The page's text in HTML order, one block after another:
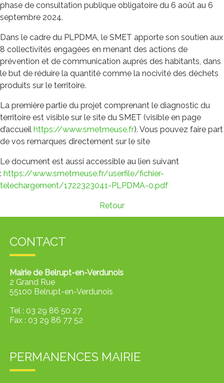
phase de consultation publique obligatoire du 6 août au 6
septembre 2024.
Dans le cadre du PLPDMA, le SMET apporte son soutien aux
8 collectivités engagées en menant des actions de
prévention et de communication auprès des habitants, dans
le but de réduire la quantité comme la nocivité des déchets
produits sur le territoire.
La première partie du projet comprenant le diagnostic du
territoire est visible sur le site du SMET (visible en page
d’accueil https://www.smetmeuse.fr). Vous pouvez faire part
de vos remarques directement sur le site
Le document est aussi accessible au lien suivant
: https://www.smetmeuse.fr/userfile/fichier-
telechargement/1722323041-PLPDMA-0.pdf
Retour
CONTACT
Mairie de Belrupt-en-Verdunois
2 Grand Rue
55100 Belrupt-en-Verdunois
Tel : 03 29 86 50 27
Fax : 03 29 86 77 52
PERMANENCES MAIRIE